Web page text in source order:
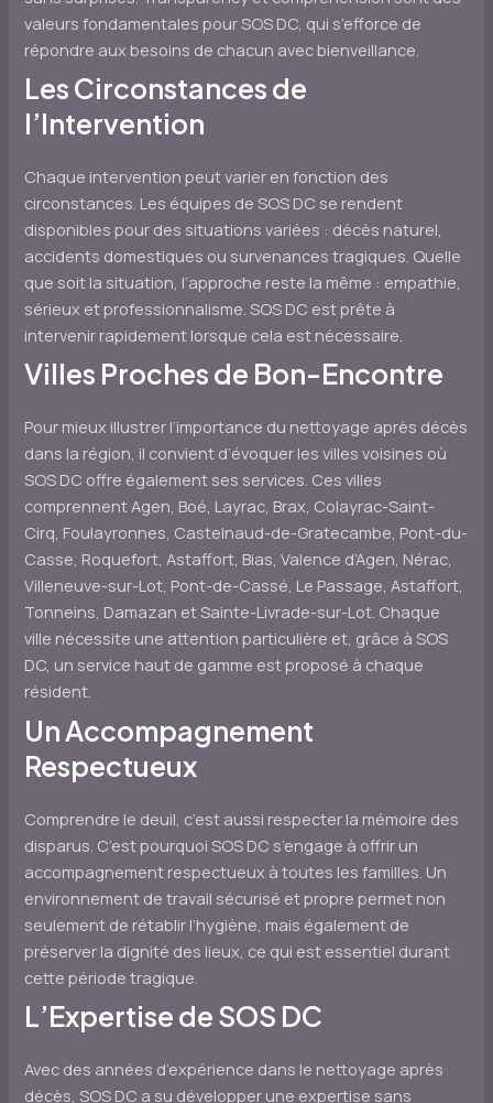
valeurs fondamentales pour SOS DC, qui s’efforce de
répondre aux besoins de chacun avec bienveillance.
Les Circonstances de
l’Intervention
Chaque intervention peut varier en fonction des
circonstances. Les équipes de SOS DC se rendent
disponibles pour des situations variées : décès naturel,
accidents domestiques ou survenances tragiques. Quelle
que soit la situation, l’approche reste la même : empathie,
sérieux et professionnalisme. SOS DC est prête à
intervenir rapidement lorsque cela est nécessaire.
Villes Proches de Bon-Encontre
Pour mieux illustrer l’importance du nettoyage après décès
dans la région, il convient d’évoquer les villes voisines où
SOS DC offre également ses services. Ces villes
comprennent Agen, Boé, Layrac, Brax, Colayrac-Saint-
Cirq, Foulayronnes, Castelnaud-de-Gratecambe, Pont-du-
Casse, Roquefort, Astaffort, Bias, Valence d’Agen, Nérac,
Villeneuve-sur-Lot, Pont-de-Cassé, Le Passage, Astaffort,
Tonneins, Damazan et Sainte-Livrade-sur-Lot. Chaque
ville nécessite une attention particulière et, grâce à SOS
DC, un service haut de gamme est proposé à chaque
résident.
Un Accompagnement
Respectueux
Comprendre le deuil, c’est aussi respecter la mémoire des
disparus. C’est pourquoi SOS DC s’engage à offrir un
accompagnement respectueux à toutes les familles. Un
environnement de travail sécurisé et propre permet non
seulement de rétablir l’hygiène, mais également de
préserver la dignité des lieux, ce qui est essentiel durant
cette période tragique.
L’Expertise de SOS DC
Avec des années d’expérience dans le nettoyage après
décès, SOS DC a su développer une expertise sans